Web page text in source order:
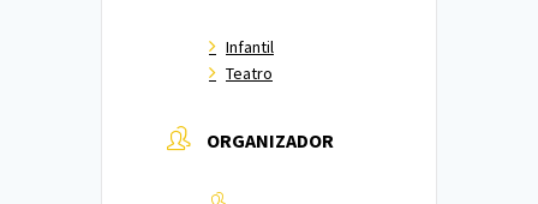
Infantil
Teatro
ORGANIZADOR